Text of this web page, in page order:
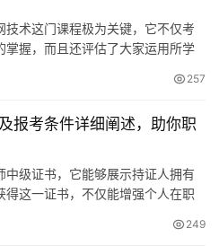
术这门课程极为关键，它不仅考
握，而且还评估了大家运用所学
257
报考条件详细阐述，助你职
级证书，它能够展示持证人拥有
这一证书，不仅能增强个人在职
249